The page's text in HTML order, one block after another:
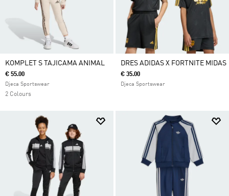
KOMPLET S TAJICAMA ANIMAL
€ 55.00
Djeca Sportswear
2 Colours
DRES ADIDAS X FORTNITE MIDAS
€ 35.00
Djeca Sportswear